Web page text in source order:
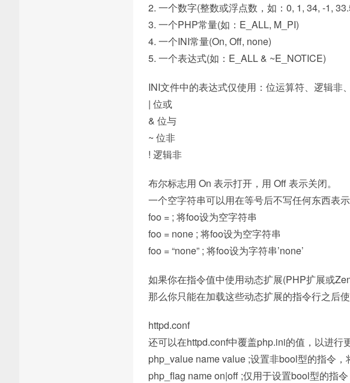
2. 一个数字(整数或浮点数，如：0, 1, 34, -1,
3. 一个PHP常量(如：E_ALL, M_PI)
4. 一个INI常量(On, Off, none)
5. 一个表达式(如：E_ALL & ~E_NOTICE)
INI文件中的表达式仅使用：位运算符、逻辑非
| 位或
& 位与
~ 位非
! 逻辑非
布尔标志用 On 表示打开，用 Off 表示关闭。
一个空字符串可以用在等号后不写任何东西表
foo = ; 将foo设为空字符串
foo = none ; 将foo设为空字符串
foo = “none” ; 将foo设为字符串’none’
如果你在指令值中使用动态扩展(PHP扩展或
那么你只能在加载这些动态扩展的指令行之后使
httpd.conf
还可以在httpd.conf中覆盖php.ini的值，以进行
php_value name value ;设置非bool型的指令
php_flag name on|off ;仅用于设置bool型的指令